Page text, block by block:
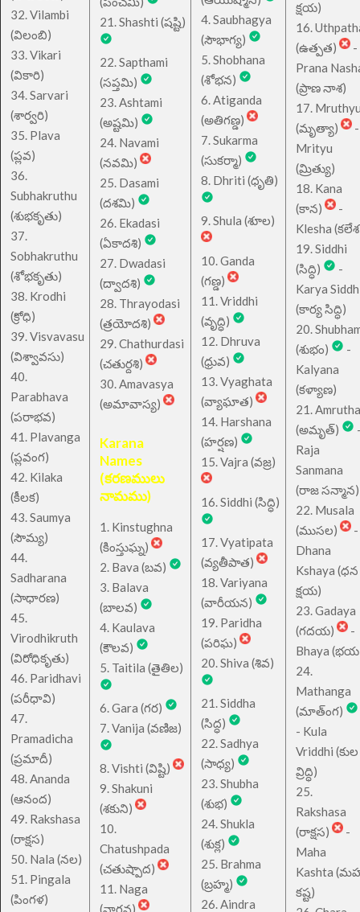
32. Vilambi
(విలంబి)
33. Vikari
(వికారి)
34. Sarvari
(శార్వరి)
35. Plava
(ప్లవ)
36.
Subhakruthu
(శుభకృతు)
37.
Sobhakruthu
(శోభకృతు)
38. Krodhi
(క్రోధి)
39. Visvavasu
(విశ్వావసు)
40.
Parabhava
(పరాభవ)
41. Plavanga
(ప్లవంగ)
42. Kilaka
(కీలక)
43. Saumya
(సౌమ్య)
44.
Sadharana
(సాధారణ)
45.
Virodhikruth
(విరోధికృతు)
46. Paridhavi
(పరీధావి)
47.
Pramadicha
(ప్రమాదీ)
48. Ananda
(ఆనంద)
49. Rakshasa
(రాక్షస)
50. Nala (నల)
51. Pingala
(పింగళ)
21. Shashti (షష్టి)
22. Sapthami
(సప్తమి)
23. Ashtami
(అష్టమి)
24. Navami
(నవమి)
25. Dasami
(దశమి)
26. Ekadasi
(ఏకాదశి)
27. Dwadasi
(ద్వాదశి)
28. Thrayodasi
(త్రయోదశి)
29. Chathurdasi
(చతుర్దశి)
30. Amavasya
(అమావాస్య)
Karana
Names
(కరణములు
నామము)
1. Kinstughna
(కింస్తుఘ్న)
2. Bava (బవ)
3. Balava
(బాలవ)
4. Kaulava
(కౌలవ)
5. Taitila (తైతిల)
6. Gara (గర)
7. Vanija (వణిజ)
8. Vishti (విష్టి)
9. Shakuni
(శకుని)
10.
Chatushpada
(చతుష్పాద)
11. Naga
(నాగవ)
4. Saubhagya
(సౌభాగ్య)
5. Shobhana
(శోభన)
6. Atiganda
(అతిగణ్డ)
7. Sukarma
(సుకర్మా)
8. Dhriti (ధృతి)
9. Shula (శూల)
10. Ganda
(గణ్డ)
11. Vriddhi
(వృద్ధి)
12. Dhruva
(ధ్రువ)
13. Vyaghata
(వ్యాఘాత)
14. Harshana
(హర్షణ)
15. Vajra (వజ్ర)
16. Siddhi (సిద్ధి)
17. Vyatipata
(వ్యతీపాత)
18. Variyana
(వారీయన)
19. Paridha
(పరిఘ)
20. Shiva (శివ)
21. Siddha
(సిద్ధ)
22. Sadhya
(సాధ్య)
23. Shubha
(శుభ)
24. Shukla
(శుక్ల)
25. Brahma
(బ్రహ్మ)
26. Aindra
క్షయ)
16.
(ఉత్పత)
-
Prana
(ప్రాణ నాశ)
17.
(మృత్యా)
-
Mrityu
(మ్రిత్యు)
18. Kana
(కాన)
-
Klesha
19. Siddhi
(సిద్ధి)
-
Karya
(కార్య సిద్ధి)
20.
(శుభం)
-
Kalyana
(కళ్యాణ)
21. Amrutha
(అమృత్)
Raja
Sanmana
(రాజ సన్మాన)
22. Musala
(ముసల)
-
Dhana
Kshaya (ధన
క్షయ)
23. Gadaya
(గదయ)
-
Bhaya
24.
Mathanga
(మాత్ంగ)
- Kula
Vriddhi (కుల
వ్రిద్ధి)
25.
Rakshasa
(రాక్షస)
-
Maha
Kashta
కష్ట)